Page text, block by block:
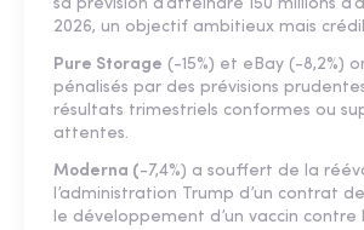
sa prévision d’atteindre 150 millions
2026, un objectif ambitieux mais
Pure Storage (-15%) et eBay (-8,2%)
pénalisés par des prévisions
résultats trimestriels conformes ou
attentes.
Moderna (-7,4%) a souffert de la
l’administration Trump d’un contrat
le développement d’un vaccin contre